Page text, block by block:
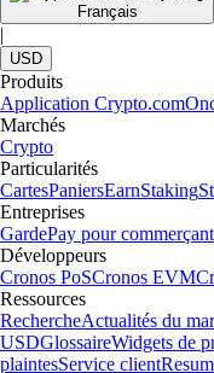
Français
|
USD
Produits
Application Crypto.com
Marchés
Crypto
Particularités
CartesPaniersEarnStaking
Entreprises
GardePay pour commerçant
Développeurs
Cronos PoSCronos EVM
Ressources
RechercheActualités du
USDGlossaireWidgets de
plaintesService client